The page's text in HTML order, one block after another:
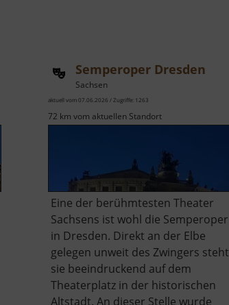
Semperoper Dresden
Sachsen
aktuell vom 07.06.2026 / Zugriffe: 1263
72 km vom aktuellen Standort
Eine der berühmtesten Theater
Sachsens ist wohl die Semperoper
in Dresden. Direkt an der Elbe
gelegen unweit des Zwingers steht
sie beeindruckend auf dem
Theaterplatz in der historischen
Altstadt. An dieser Stelle wurde